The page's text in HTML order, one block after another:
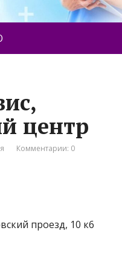
центр
Комментарии: 0
проезд, 10 к6